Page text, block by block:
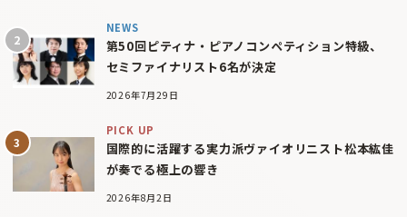
NEWS
第50回ピティナ・ピアノコンペティション特級、
セミファイナリスト6名が決定
2026年7月29日
PICK UP
国際的に活躍する実力派ヴァイオリニスト松本紘佳
が奏でる極上の響き
2026年8月2日